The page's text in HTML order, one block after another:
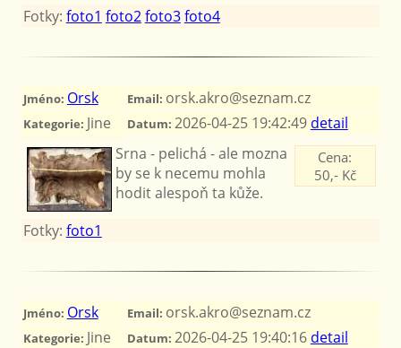
Fotky: foto1 foto2foto3foto4
Jméno: Orsk Email: orsk.akro@seznam.cz
Kategorie: Jine Datum: 2026-04-25 19:42:49 detail
Cena:
50,- Kč
Srna - pelichá - ale mozna
by se k necemu mohla
hodit alespoň ta kůže.
Fotky: foto1
Jméno: Orsk Email: orsk.akro@seznam.cz
Kategorie: Jine Datum: 2026-04-25 19:40:16 detail